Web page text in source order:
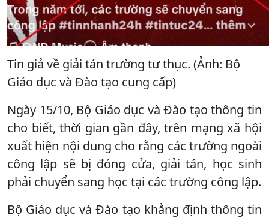
Tin giả về giải tán trường tư thục. (Ảnh: Bộ
Giáo dục và Đào tạo cung cấp)
Ngày 15/10, Bộ Giáo dục và Đào tạo thông tin
cho biết, thời gian gần đây, trên mạng xã hội
xuất hiện nội dung cho rằng các trường ngoài
công lập sẽ bị đóng cửa, giải tán, học sinh
phải chuyển sang học tại các trường công lập.
Bộ Giáo dục và Đào tạo khẳng định thông tin